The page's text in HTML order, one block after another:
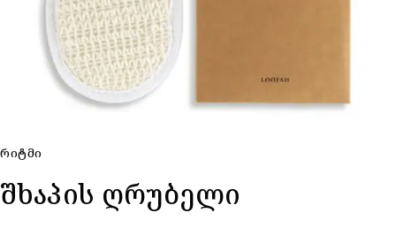
ᲠᲘᲢᲛᲘ
შხაპის ღრუბელი